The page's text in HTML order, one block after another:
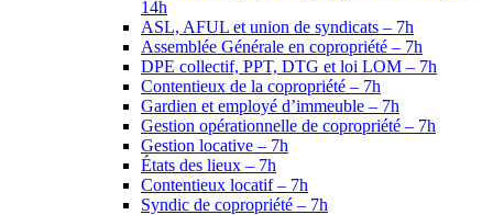
14h
ASL, AFUL et union de syndicats – 7h
Assemblée Générale en copropriété – 7h
DPE collectif, PPT, DTG et loi LOM – 7h
Contentieux de la copropriété – 7h
Gardien et employé d’immeuble – 7h
Gestion opérationnelle de copropriété – 7h
Gestion locative – 7h
États des lieux – 7h
Contentieux locatif – 7h
Syndic de copropriété – 7h